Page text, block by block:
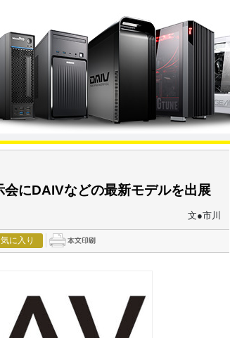
にDAIVなどの最新モデルを出展
文●市川
に入り